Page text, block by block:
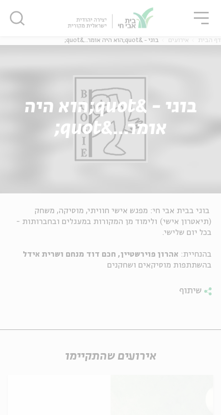
דף הבית אירועים בוגי - &quot;הוא היה אומר...&quot;
בוגי - &quot;הוא היה
אומר...&quot;
בוגי בבית אבי חי: מפגש אישי חוויתי, מוסיקה, משחק
(תיאטרון אישי) ולימוד מן המקורות במעגלים ובחברותות -
בכל יום שלישי.
בהנחיית: אהרון פוירשטיין, חכם דוד מנחם ושרית אידל
בהשתתפות מוסיקאים ושחקנים
שיתוף
אירועים שהתקיימו
סגור